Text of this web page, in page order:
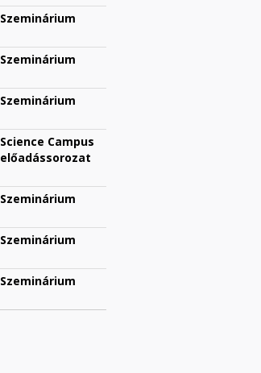
Szeminárium
Szeminárium
Szeminárium
Science Campus
előadássorozat
Szeminárium
Szeminárium
Szeminárium